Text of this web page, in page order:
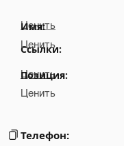
Ценить
Ссылки:
Ценить
Имя:
Ценить
Позиция:
Ценить
Телефон: